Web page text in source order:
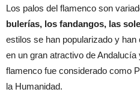
Los palos del flamenco son
bulerías, los fandangos, las
estilos se han popularizado y
en un gran atractivo de
flamenco fue considerado como
la Humanidad.